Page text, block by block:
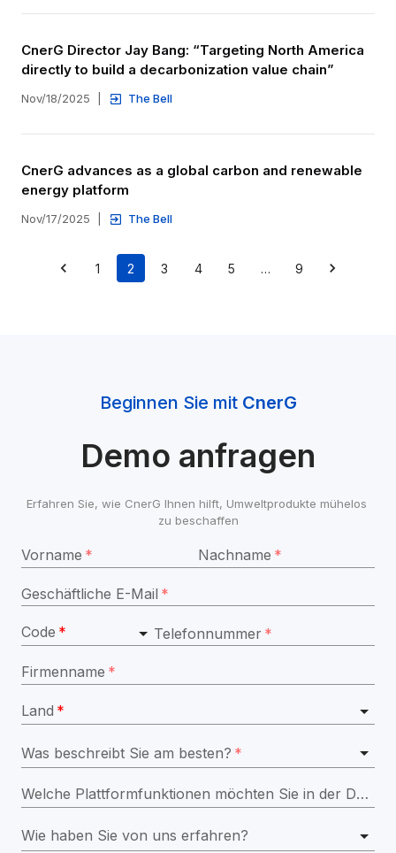
CnerG Director Jay Bang: “Targeting North America
directly to build a decarbonization value chain”
Nov/18/2025 The Bell
CnerG advances as a global carbon and renewable
energy platform
Nov/17/2025 The Bell
1 2 3 4 5 … 9
Beginnen Sie mit CnerG
Demo anfragen
Erfahren Sie, wie CnerG Ihnen hilft, Umweltprodukte mühelos
zu beschaffen
Vorname * Nachname *
Geschäftliche E-Mail *
Code * Telefonnummer *
Firmenname *
Land *
Was beschreibt Sie am besten? *
Welche Plattformfunktionen möchten Sie in der Demo erkunden?
Wie haben Sie von uns erfahren?